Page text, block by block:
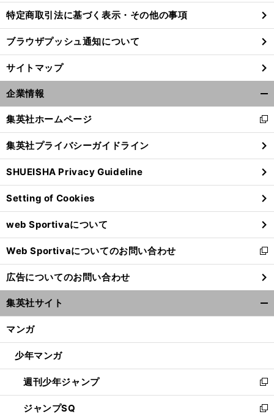
特定商取引法に基づく表示・その他の事項
ブラウザプッシュ通知について
サイトマップ
企業情報
閉
る
集英社ホームページ
新
し
い
ウ
ィ
ン
ド
ウ
で
開
く
集英社プライバシーガイドライン
SHUEISHA Privacy Guideline
Setting of Cookies
web Sportivaについて
Web Sportivaについてのお問い合わせ
新
し
い
ウ
ィ
ン
ウ
開
く
広告についてのお問い合わせ
集英社サイト
マンガ
少年マンガ
週刊少年ジャンプ
新
し
い
ジャンプSQ
新